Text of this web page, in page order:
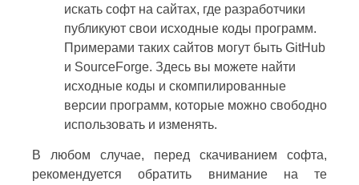
искать софт на сайтах, где разработчики
публикуют свои исходные коды программ.
Примерами таких сайтов могут быть GitHub
и SourceForge. Здесь вы можете найти
исходные коды и скомпилированные
версии программ, которые можно свободно
использовать и изменять.
В любом случае, перед скачиванием софта,
рекомендуется обратить внимание на те